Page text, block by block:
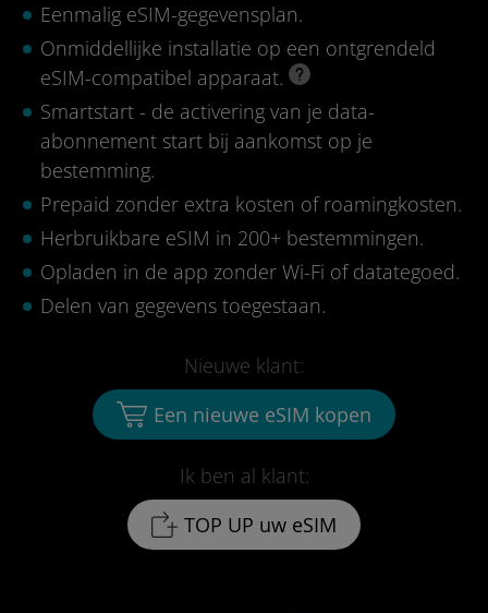
Eenmalig eSIM-gegevensplan.
Onmiddellijke installatie op een ontgrendeld
eSIM-compatibel apparaat.
Smartstart - de activering van je data-
abonnement start bij aankomst op je
bestemming.
Prepaid zonder extra kosten of roamingkosten.
Herbruikbare eSIM in 200+ bestemmingen.
Opladen in de app zonder Wi-Fi of datategoed.
Delen van gegevens toegestaan.
Ik ben al klant:
TOP UP uw eSIM
Nieuwe klant:
Een nieuwe eSIM kopen